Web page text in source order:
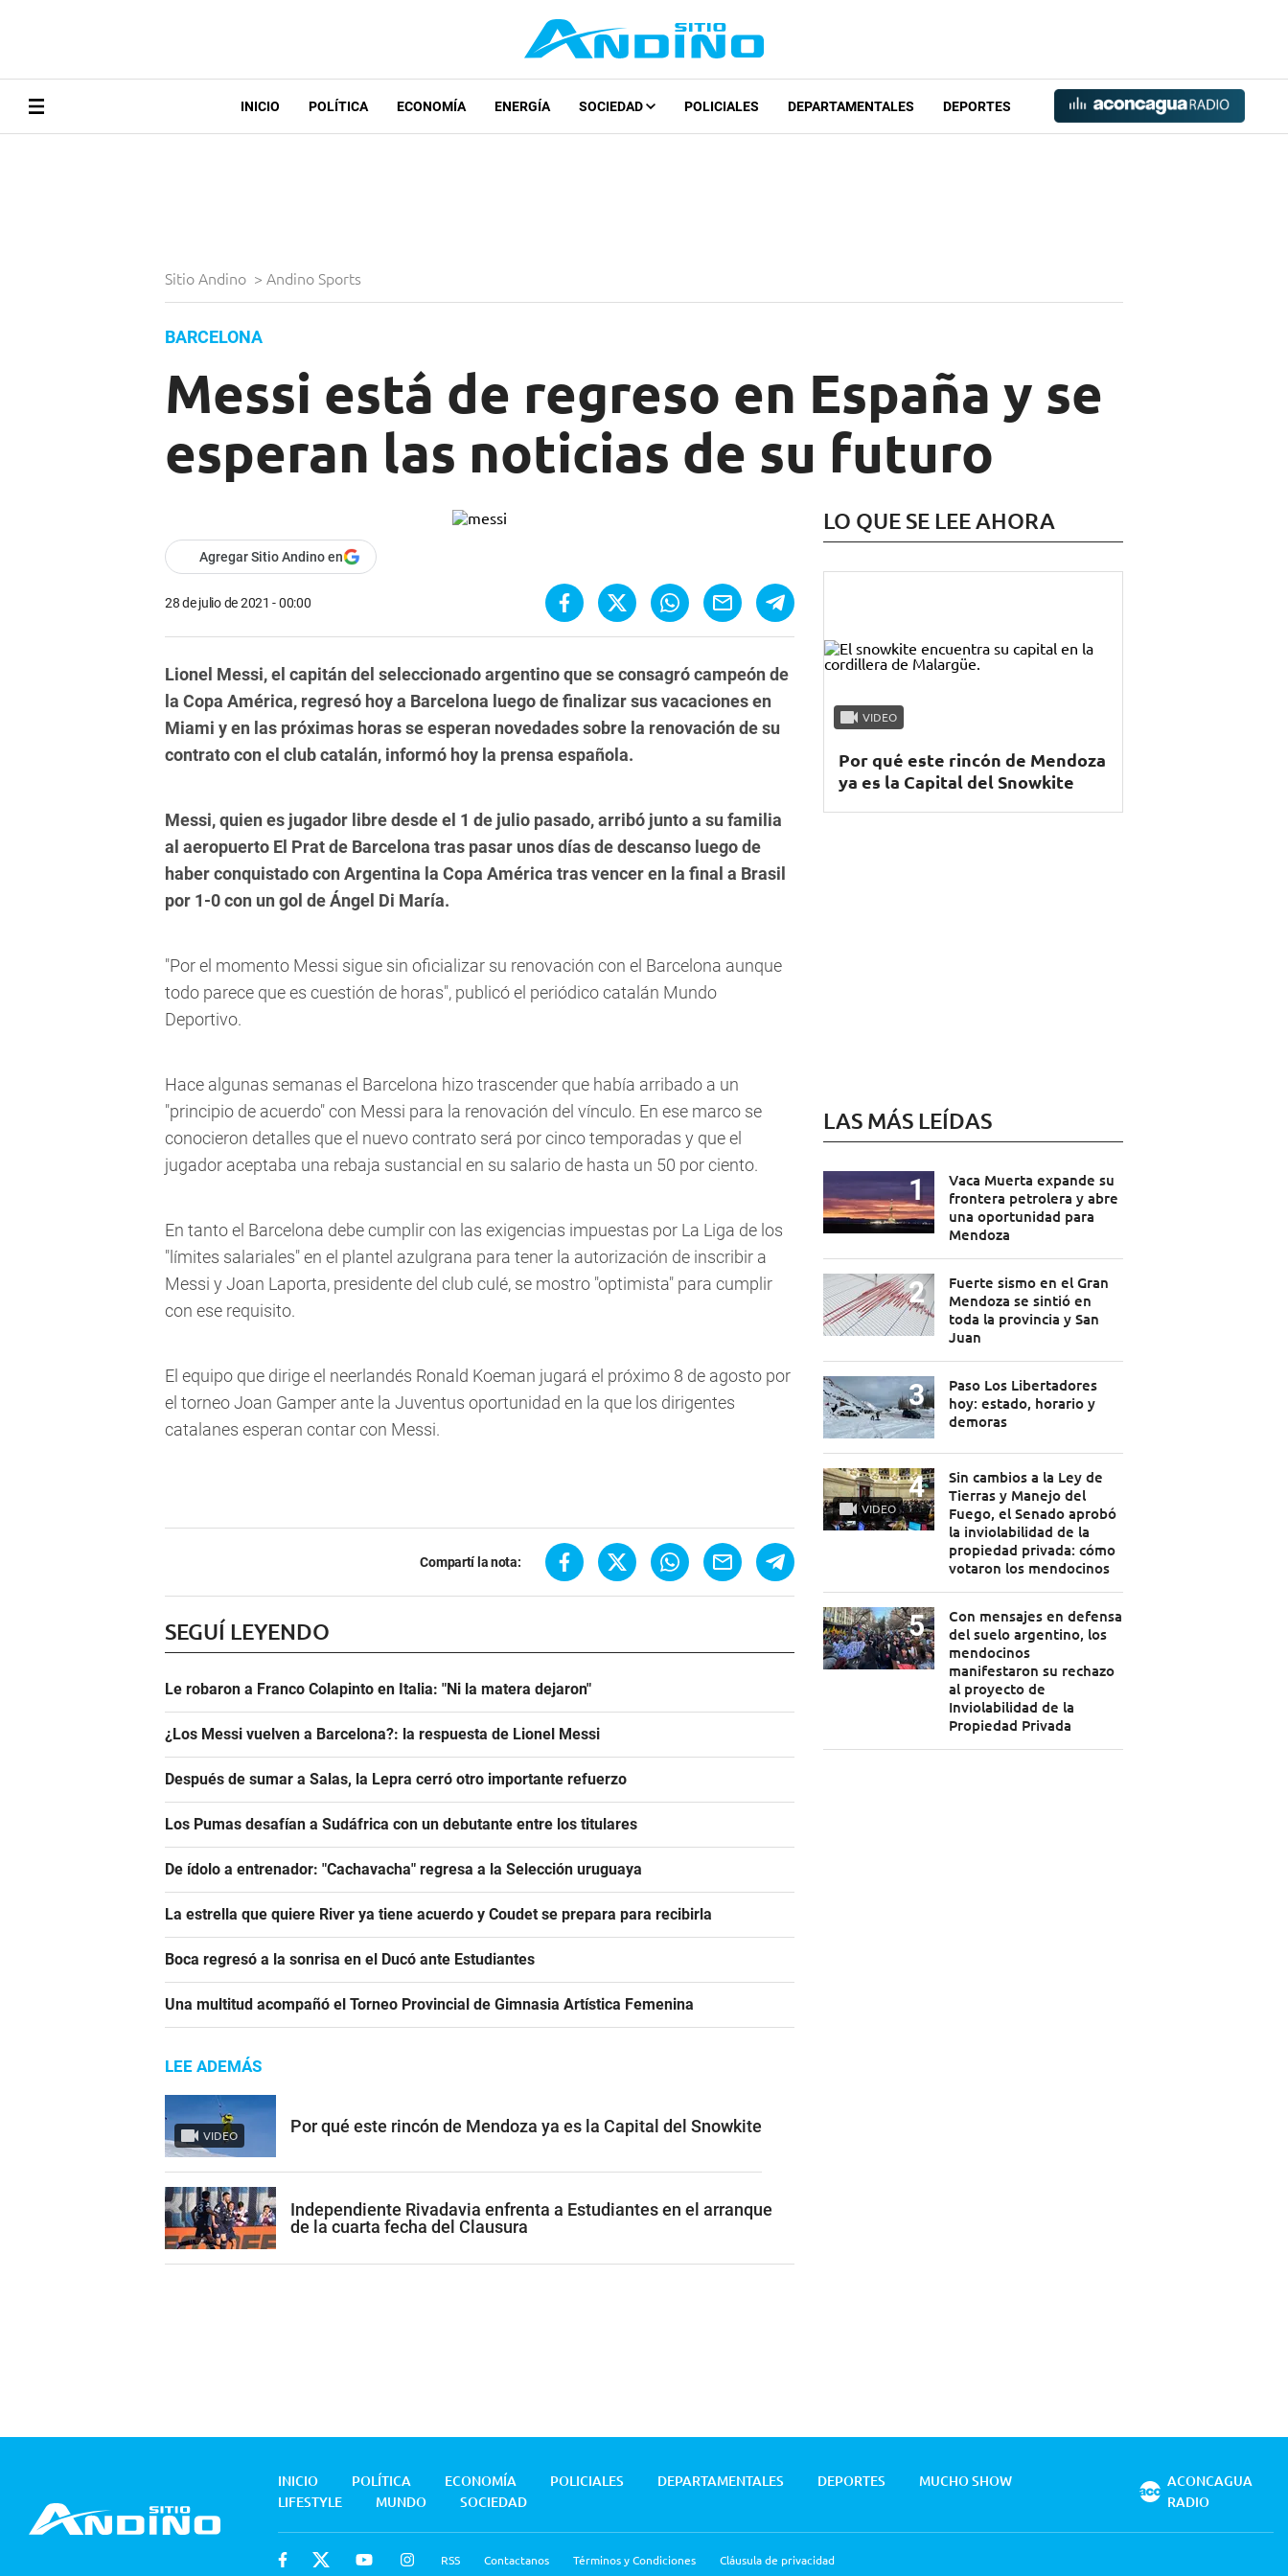
INICIO POLÍTICA ECONOMÍA ENERGÍA SOCIEDAD POLICIALES DEPARTAMENTALES DEPORTES
Sitio Andino > Andino Sports
BARCELONA
Messi está de regreso en España y se
esperan las noticias de su futuro
Agregar Sitio Andino en
28 de julio de 2021 - 00:00
Lionel Messi, el capitán del seleccionado argentino que se consagró campeón de
la Copa América, regresó hoy a Barcelona luego de finalizar sus vacaciones en
Miami y en las próximas horas se esperan novedades sobre la renovación de su
contrato con el club catalán, informó hoy la prensa española.
Messi, quien es jugador libre desde el 1 de julio pasado, arribó junto a su familia
al aeropuerto El Prat de Barcelona tras pasar unos días de descanso luego de
haber conquistado con Argentina la Copa América tras vencer en la final a Brasil
por 1-0 con un gol de Ángel Di María.
"Por el momento Messi sigue sin oficializar su renovación con el Barcelona aunque
todo parece que es cuestión de horas", publicó el periódico catalán Mundo
Deportivo.
Hace algunas semanas el Barcelona hizo trascender que había arribado a un
"principio de acuerdo" con Messi para la renovación del vínculo. En ese marco se
conocieron detalles que el nuevo contrato será por cinco temporadas y que el
jugador aceptaba una rebaja sustancial en su salario de hasta un 50 por ciento.
En tanto el Barcelona debe cumplir con las exigencias impuestas por La Liga de los
"límites salariales" en el plantel azulgrana para tener la autorización de inscribir a
Messi y Joan Laporta, presidente del club culé, se mostro "optimista" para cumplir
con ese requisito.
El equipo que dirige el neerlandés Ronald Koeman jugará el próximo 8 de agosto por
el torneo Joan Gamper ante la Juventus oportunidad en la que los dirigentes
catalanes esperan contar con Messi.
Compartí la nota:
SEGUÍ LEYENDO
Le robaron a Franco Colapinto en Italia: "Ni la matera dejaron"
¿Los Messi vuelven a Barcelona?: la respuesta de Lionel Messi
Después de sumar a Salas, la Lepra cerró otro importante refuerzo
Los Pumas desafían a Sudáfrica con un debutante entre los titulares
De ídolo a entrenador: "Cachavacha" regresa a la Selección uruguaya
La estrella que quiere River ya tiene acuerdo y Coudet se prepara para recibirla
Boca regresó a la sonrisa en el Ducó ante Estudiantes
Una multitud acompañó el Torneo Provincial de Gimnasia Artística Femenina
LEE ADEMÁS
VIDEO Por qué este rincón de Mendoza ya es la Capital del Snowkite
Independiente Rivadavia enfrenta a Estudiantes en el arranque
de la cuarta fecha del Clausura
LO QUE SE LEE AHORA
VIDEO
Por qué este rincón de Mendoza
ya es la Capital del Snowkite
LAS MÁS LEÍDAS
Vaca Muerta expande su
frontera petrolera y abre
una oportunidad para
Mendoza
Fuerte sismo en el Gran
Mendoza se sintió en
toda la provincia y San
Juan
Paso Los Libertadores
hoy: estado, horario y
demoras
VIDEO
Sin cambios a la Ley de
Tierras y Manejo del
Fuego, el Senado aprobó
la inviolabilidad de la
propiedad privada: cómo
votaron los mendocinos
Con mensajes en defensa
del suelo argentino, los
mendocinos
manifestaron su rechazo
al proyecto de
Inviolabilidad de la
Propiedad Privada
INICIO POLÍTICA ECONOMÍA POLICIALES DEPARTAMENTALES DEPORTES
MUCHO SHOW
LIFESTYLE
MUNDO SOCIEDAD
RSS Contactanos Términos y Condiciones Cláusula de privacidad
ACONCAGUA
RADIO